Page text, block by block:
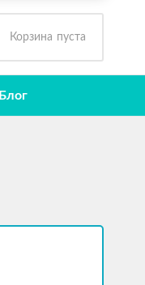
Корзина пуста
Блог